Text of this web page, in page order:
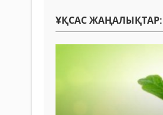
ҰҚСАС ЖАҢАЛЫҚТАР: